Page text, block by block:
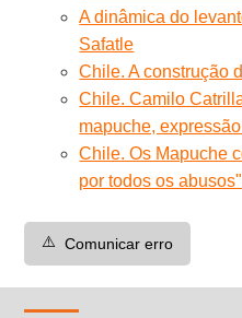
A dinâmica do
Safatle
Chile. A construção
Chile. Camilo
mapuche,
Chile. Os Mapuche
por todos os abusos"
⚠️ Comunicar erro